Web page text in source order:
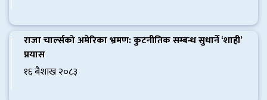
राजा चार्ल्सको अमेरिका भ्रमण: कुटनीतिक सम्बन्ध सुधार्ने ‘शाही’
प्रयास
१६ बैशाख २०८३